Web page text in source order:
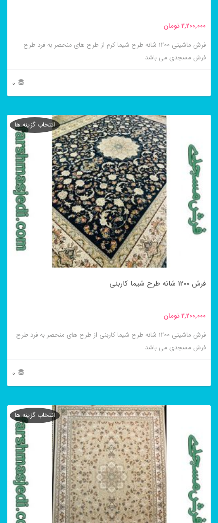
2,200,000تومان
فرش ماشینی ۱۲۰۰ شانه طرح شیما کرم از طرح های منحصر به فرد طرح
فرش مسجدی می باشد
0
محصول
مختلفی
باشد.
گزینه
ها
صفحه
انتخاب
شوند
فرش ۱۲۰۰ شانه طرح شیما کاربنی
2,200,000تومان
فرش ماشینی ۱۲۰۰ شانه طرح شیما کاربنی از طرح های منحصر به فرد طرح
فرش مسجدی می باشد
0
انتخاب گزینه ها
محصول
مختلفی
باشد.
گزینه
ها
انتخاب گزینه ها